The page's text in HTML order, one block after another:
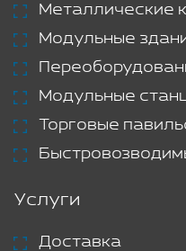
Металлические
Модульные
Модульные
Торговые
Услуги
Доставка